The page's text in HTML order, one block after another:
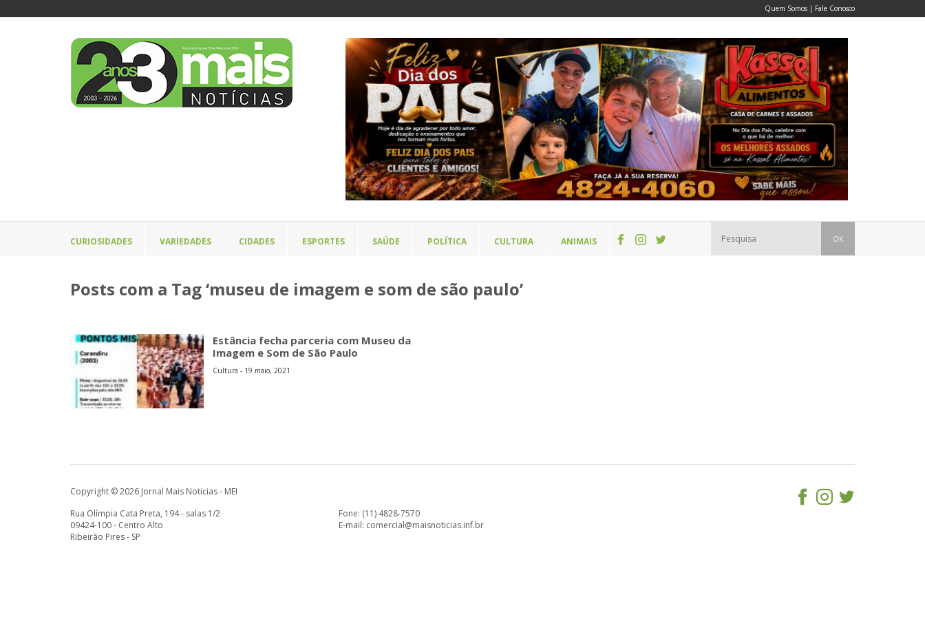
Quem Somos | Fale Conosco
CURIOSIDADES VARIEDADES CIDADES ESPORTES SAÚDE POLÍTICA CULTURA ANIMAIS OK
Posts com a Tag ‘museu de imagem e som de são paulo’
Estância fecha parceria com Museu da
Imagem e Som de São Paulo
Cultura - 19 maio, 2021
Copyright © 2026 Jornal Mais Noticias - MEI
Rua Olímpia Cata Preta, 194 - salas 1/2
09424-100 - Centro Alto
Ribeirão Pires - SP
Fone: (11) 4828-7570
E-mail: comercial@maisnoticias.inf.br